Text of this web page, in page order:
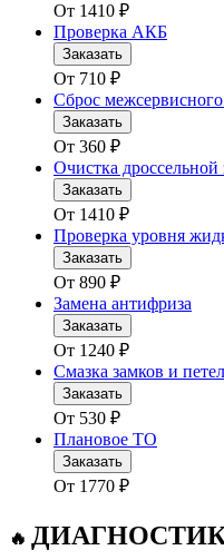
От 1410 ₽
Проверка АКБ
Заказать
От 710 ₽
Сброс межсервисного
Заказать
От 360 ₽
Очистка дроссельной
Заказать
От 1410 ₽
Проверка уровня
Заказать
От 890 ₽
Замена антифриза
Заказать
От 1240 ₽
Смазка замков и
Заказать
От 530 ₽
Плановое ТО
Заказать
От 1770 ₽
🔥 ДИАГНОСТИКА